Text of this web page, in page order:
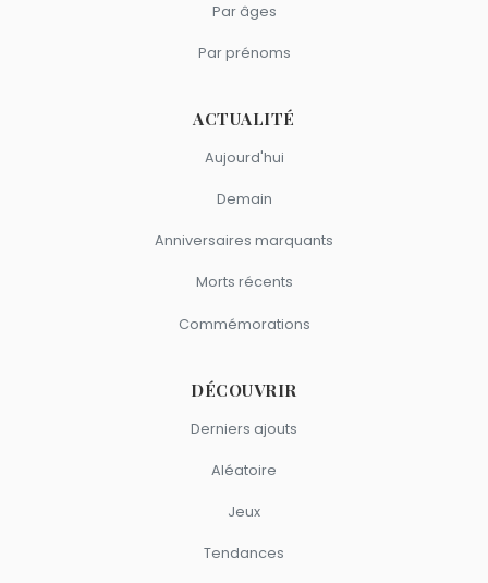
Par âges
Par prénoms
ACTUALITÉ
Aujourd'hui
Demain
Anniversaires marquants
Morts récents
Commémorations
DÉCOUVRIR
Derniers ajouts
Aléatoire
Jeux
Tendances